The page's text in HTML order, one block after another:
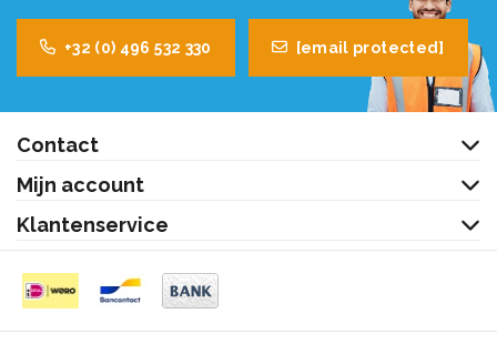
+32 (0) 496 532 330 [email protected]
Contact
Mijn account
Klantenservice